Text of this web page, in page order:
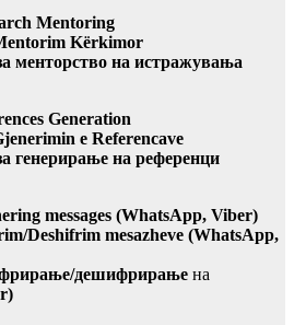
Mentoring
Kërkimor
менторство на истражувања
Generation
e Referencave
генерирање на референци
messages (WhatsApp, Viber)
Deshifrim mesazheve (WhatsApp,
дешифрирање на